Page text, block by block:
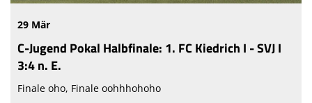
29 Mär
C-Jugend Pokal Halbfinale: 1. FC Kiedrich I - SVJ I
3:4 n. E.
Finale oho, Finale oohhhohoho